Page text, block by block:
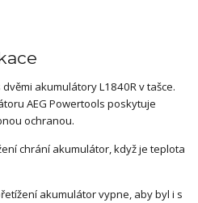
akumulátory L1840R v tašce.
AEG Powertools poskytuje
ochranou.
chrání akumulátor, když je teplota
akumulátor vypne, aby byl i s